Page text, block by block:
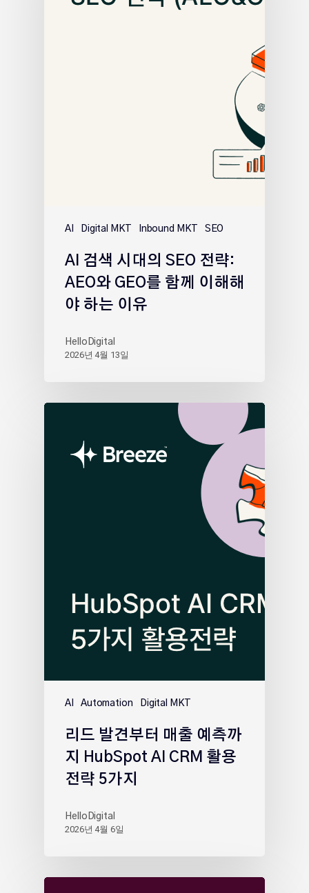
AI Digital MKT Inbound MKT SEO
AI 검색 시대의 SEO 전략:
AEO와 GEO를 함께 이해해
야 하는 이유
HelloDigital
2026년 4월 13일
AI Automation Digital MKT
리드 발견부터 매출 예측까
지 HubSpot AI CRM 활용
전략 5가지
HelloDigital
2026년 4월 6일